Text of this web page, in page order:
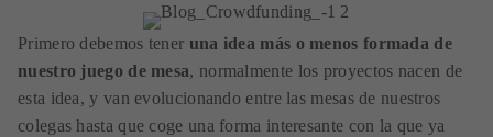
Primero debemos tener una idea más o menos formada de
nuestro juego de mesa, normalmente los proyectos nacen de
esta idea, y van evolucionando entre las mesas de nuestros
colegas hasta que coge una forma interesante con la que ya